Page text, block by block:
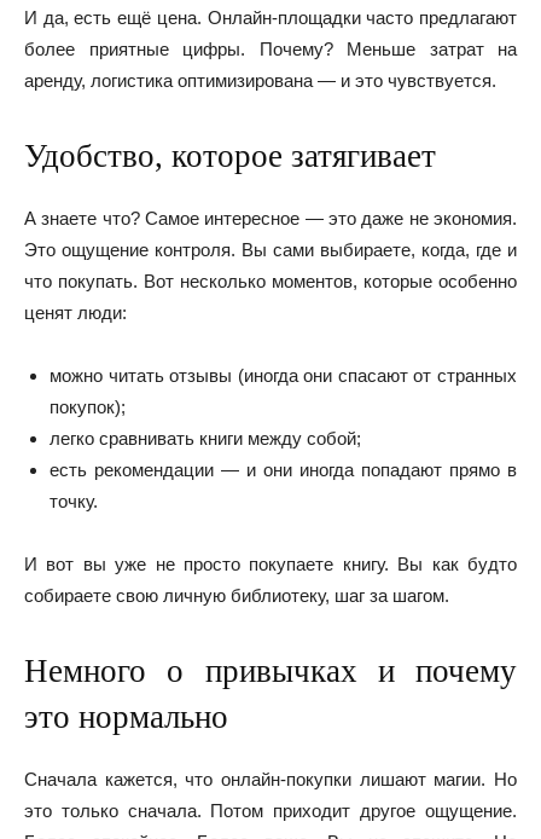
И да, есть ещё цена. Онлайн-площадки часто предлагают
более приятные цифры. Почему? Меньше затрат на
аренду, логистика оптимизирована — и это чувствуется.
Удобство, которое затягивает
А знаете что? Самое интересное — это даже не экономия.
Это ощущение контроля. Вы сами выбираете, когда, где и
что покупать. Вот несколько моментов, которые особенно
ценят люди:
можно читать отзывы (иногда они спасают от странных
покупок);
легко сравнивать книги между собой;
есть рекомендации — и они иногда попадают прямо в
точку.
И вот вы уже не просто покупаете книгу. Вы как будто
собираете свою личную библиотеку, шаг за шагом.
Немного о привычках и почему
это нормально
Сначала кажется, что онлайн-покупки лишают магии. Но
это только сначала. Потом приходит другое ощущение.